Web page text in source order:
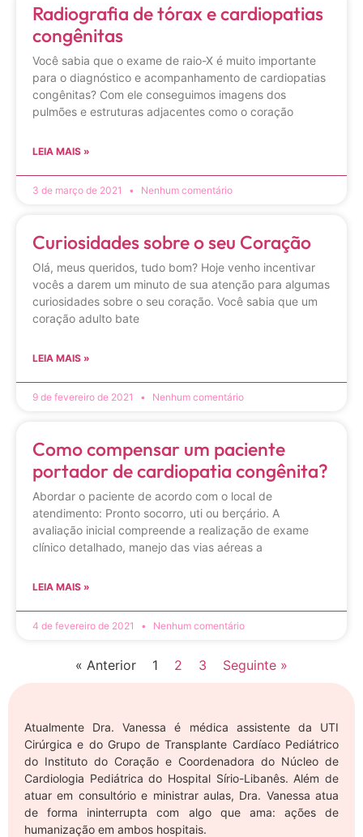
Radiografia de tórax e cardiopatias
congênitas
Você sabia que o exame de raio-X é muito importante
para o diagnóstico e acompanhamento de cardiopatias
congênitas? Com ele conseguimos imagens dos
pulmões e estruturas adjacentes como o coração
LEIA MAIS »
3 de março de 2021 Nenhum comentário
Curiosidades sobre o seu Coração
Olá, meus queridos, tudo bom? Hoje venho incentivar
vocês a darem um minuto de sua atenção para algumas
curiosidades sobre o seu coração. Você sabia que um
coração adulto bate
LEIA MAIS »
9 de fevereiro de 2021 Nenhum comentário
Como compensar um paciente
portador de cardiopatia congênita?
Abordar o paciente de acordo com o local de
atendimento: Pronto socorro, uti ou berçário. A
avaliação inicial compreende a realização de exame
clínico detalhado, manejo das vias aéreas a
LEIA MAIS »
4 de fevereiro de 2021 Nenhum comentário
« Anterior 1 2 3 Seguinte »
Atualmente Dra. Vanessa é médica assistente da UTI
Cirúrgica e do Grupo de Transplante Cardíaco Pediátrico
do Instituto do Coração e Coordenadora do Núcleo de
Cardiologia Pediátrica do Hospital Sírio-Libanês. Além de
atuar em consultório e ministrar aulas, Dra. Vanessa atua
de forma ininterrupta com algo que ama: ações de
humanização em ambos hospitais.